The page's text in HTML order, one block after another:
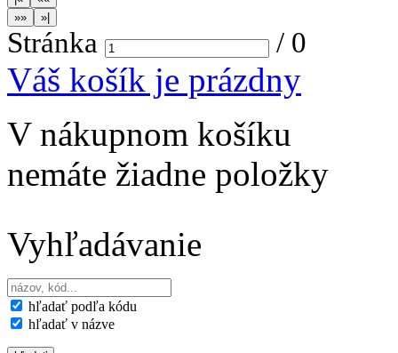
Stránka / 0
Váš košík je prázdny
V nákupnom košíku
nemáte žiadne položky
Vyhľadávanie
hľadať podľa kódu
hľadať v názve